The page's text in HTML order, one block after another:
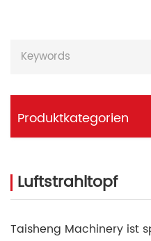
Produktkategorien
Luftstrahltopf
Taisheng Machinery ist